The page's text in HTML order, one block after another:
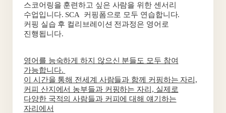
스코어링을 훈련하고 싶은 사람을 위한 센서리
수업입니다. SCA
커핑폼으로 모두 연습합니다.
커핑 실습 후 컬리브레이션 전과정은 영어로
진행됩니다.
영어를 능숙하게 하지 않으신 분들도 모두 참여
가능합니다.
이 시간을 통해 전세계 사람들과 함께 커핑하는 자리,
커피 산지에서 농부들과 커핑하는 자리, 실제로
다양한 국적의 사람들과 커피에 대해 얘기하는
자리에서